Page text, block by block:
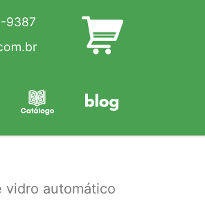
9387
vidro automático